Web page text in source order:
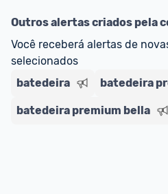
ou MercadoLíder
E lembre-se: você sempre
comunidade para tirar
nossos Admins marcando
Outros alertas criados pela
Você receberá alertas de
selecionados
batedeira
batedeira
batedeira premium bella